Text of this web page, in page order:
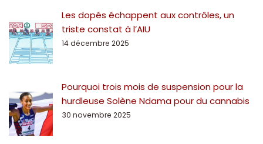
Les dopés échappent aux contrôles, un
triste constat à l’AIU
14 décembre 2025
Pourquoi trois mois de suspension pour la
hurdleuse Solène Ndama pour du cannabis
30 novembre 2025